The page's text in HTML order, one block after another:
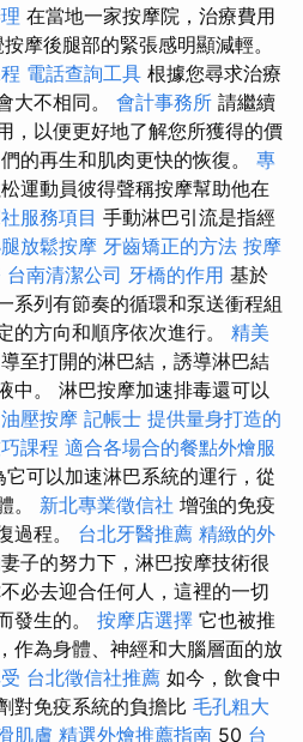
在當地一家按摩院，治療費用
摩後腿部的緊張感明顯減輕。
電話查詢工具 根據您尋求治療
大不相同。 會計事務所 請繼續
，以便更好地了解您所獲得的價
的再生和肌肉更快的恢復。 專
運動員彼得聲稱按摩幫助他在
服務項目 手動淋巴引流是指經
放鬆按摩 牙齒矯正的方法 按摩
台南清潔公司 牙橋的作用 基於
系列有節奏的循環和泵送衝程組
的方向和順序依次進行。 精美
至打開的淋巴結，誘導淋巴結
中。 淋巴按摩加速排毒還可以
壓按摩 記帳士 提供量身打造的
課程 適合各場合的餐點外燴服
它可以加速淋巴系統的運行，從
。 新北專業徵信社 增強的免疫
過程。 台北牙醫推薦 精緻的外
子的努力下，淋巴按摩技術很
必去迎合任何人，這裡的一切
發生的。 按摩店選擇 它也被推
作為身體、神經和大腦層面的放
台北徵信社推薦 如今，飲食中
對免疫系統的負擔比 毛孔粗大
肌膚 精選外燴推薦指南 50 台